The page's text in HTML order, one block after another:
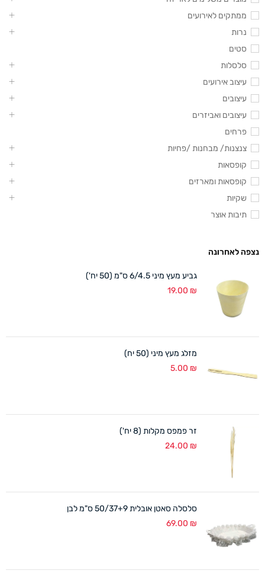
ממתקים לאירועים
נרות
סטים
סלסלות
עיצוב אירועים
עיצובים
עיצובים ואביזרים
פרחים
צנצנות/ מבחנות /פחיות
קופסאות
קופסאות ומארזים
שקיות
תיבות אוצר
נצפה לאחרונה
גביע מעץ מיני 6/4.5 ס"מ (50 יח')
19.00 ₪
מזלג מעץ מיני (50 יח)
5.00 ₪
זר פמפס מקלות (8 יח')
24.00 ₪
סלסלה סאטן אובלית 50/37+9 ס"מ לבן
69.00 ₪